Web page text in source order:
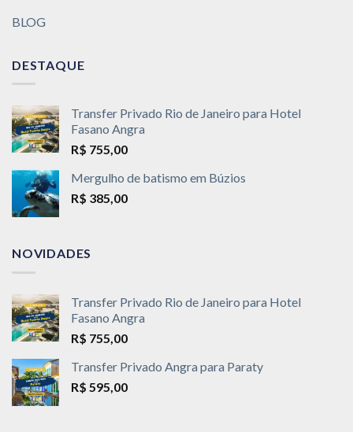
BLOG
DESTAQUE
Transfer Privado Rio de Janeiro para Hotel
Fasano Angra
R$ 755,00
Mergulho de batismo em Búzios
R$ 385,00
NOVIDADES
Transfer Privado Rio de Janeiro para Hotel
Fasano Angra
R$ 755,00
Transfer Privado Angra para Paraty
R$ 595,00